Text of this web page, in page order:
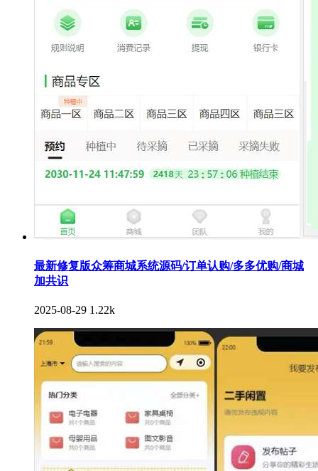
最新修复版众筹商城系统源码/订单认购/多多优购/商城
加共识
2025-08-29 1.22k